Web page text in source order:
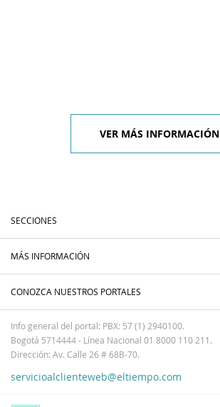
VER MÁS INFORMACIÓN
SECCIONES
MÁS INFORMACIÓN
CONOZCA NUESTROS PORTALES
Info general del portal: PBX: 57 (1) 2940100.
Bogotá 5714444 - Línea Nacional 01 8000 110 211.
Dirección: Av. Calle 26 # 68B-70.
servicioalclienteweb@eltiempo.com